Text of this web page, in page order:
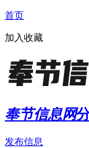
首页
加入收藏
奉节信息网
发布信息